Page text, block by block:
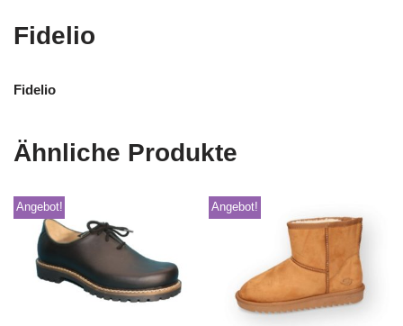
Fidelio
Fidelio
Ähnliche Produkte
Angebot! Angebot!